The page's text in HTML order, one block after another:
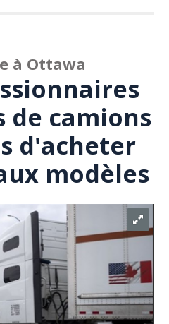
à Ottawa
de camions
d'acheter
modèles